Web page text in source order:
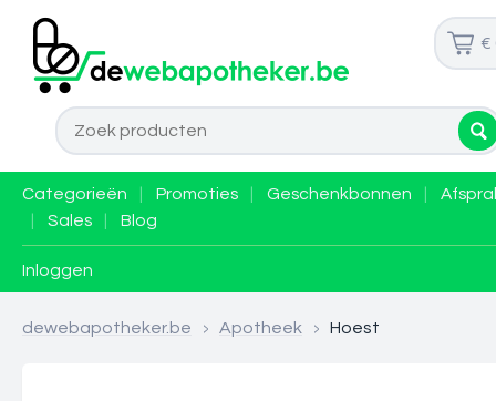
€
Categorieën Promoties Geschenkbonnen
Sales Blog
Inloggen
dewebapotheker.be > Apotheek > Hoest